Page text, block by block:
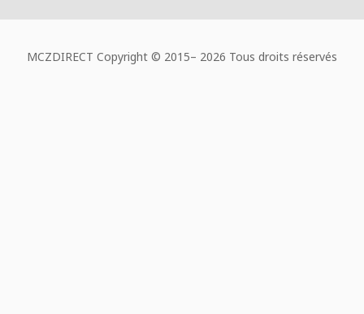
MCZDIRECT Copyright © 2015– 2026 Tous droits réservés